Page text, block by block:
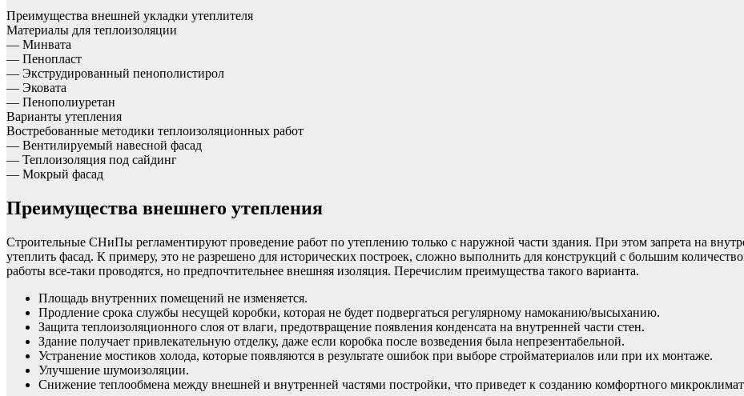
Преимущества внешней укладки утеплителя
Материалы для теплоизоляции
— Минвата
— Пенопласт
— Экструдированный пенополистирол
— Эковата
— Пенополиуретан
Варианты утепления
Востребованные методики теплоизоляционных работ
— Вентилируемый навесной фасад
— Теплоизоляция под сайдинг
— Мокрый фасад
Преимущества внешнего утепления
Строительные СНиПы регламентируют проведение работ по утеплению только с наружной части здания. При этом запрета на
утеплить фасад. К примеру, это не разрешено для исторических построек, сложно выполнить для конструкций с большим
работы все-таки проводятся, но предпочтительнее внешняя изоляция. Перечислим преимущества такого варианта.
Площадь внутренних помещений не изменяется.
Продление срока службы несущей коробки, которая не будет подвергаться регулярному намоканию/высыханию.
Защита теплоизоляционного слоя от влаги, предотвращение появления конденсата на внутренней части стен.
Здание получает привлекательную отделку, даже если коробка после возведения была непрезентабельной.
Устранение мостиков холода, которые появляются в результате ошибок при выборе стройматериалов или при их монтаже.
Улучшение шумоизоляции.
Снижение теплообмена между внешней и внутренней частями постройки, что приведет к созданию комфортного